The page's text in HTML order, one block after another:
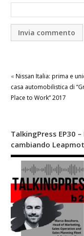
« Nissan Italia: prima e
casa automobilistica di
Place to Work” 2017
TalkingPress EP30
cambiando